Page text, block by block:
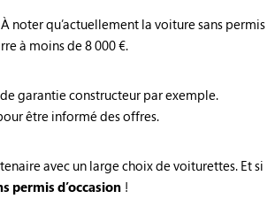
noter qu’actuellement la voiture sans permis
à moins de 8 000 €.
garantie constructeur par exemple.
être informé des offres.
avec un large choix de voiturettes. Et si
permis d’occasion !